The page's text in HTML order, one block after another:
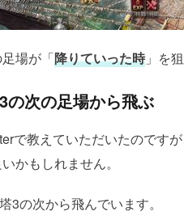
場が「降りていった時」を
の次の足場から飛ぶ
で教えていただいたのです
かもしれません。
3の次から飛んでいます。